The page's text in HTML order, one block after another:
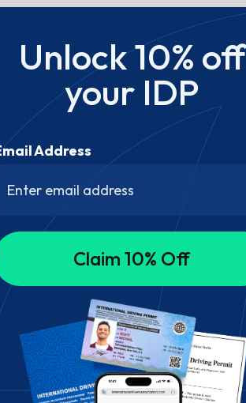
Unlock 10% off
your IDP
Address
Claim 10% Off